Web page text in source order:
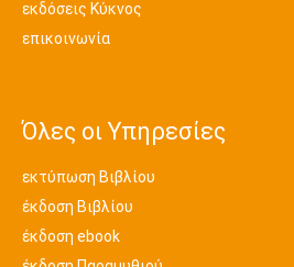
εκδόσεις Κύκνος
επικοινωνία
Όλες οι Υπηρεσίες
εκτύπωση Βιβλίου
έκδοση Βιβλίου
έκδοση ebook